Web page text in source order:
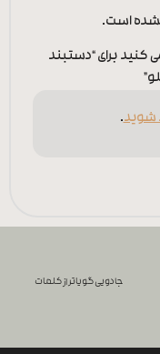
است.
کنید برای “دستبند
شوید.
جادویی گویاتر از کلمات